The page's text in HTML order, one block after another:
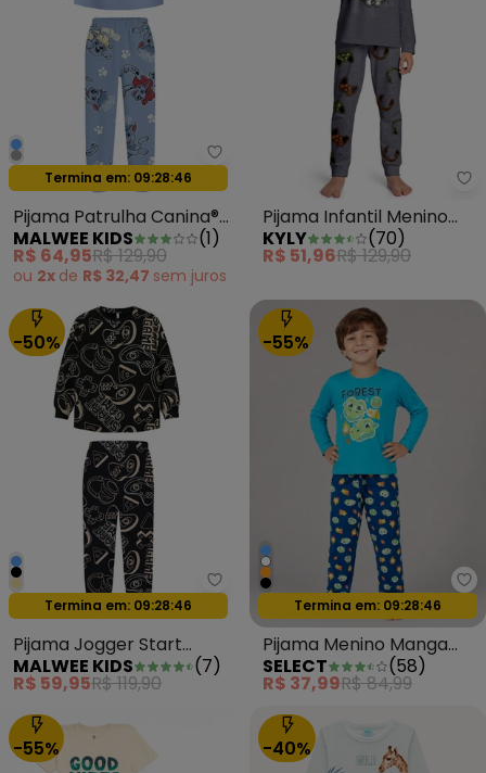
Malwee Kids - Pijama Patrulha
Oferta relâmpago
Termina em: 09:28:44
Pijama Patrulha Canina®
Azul
MALWEE KIDS (1)
R$ 64,95R$ 129,90
ou 2x de R$ 32,47 sem juros
Pijama Infantil Menino
Brilha no Escuro Cinza
KYLY (70)
R$ 51,96R$ 129,90
-50%
Malwee Kids - Pijama Jogger
Oferta relâmpago
Termina em: 09:28:44
Pijama Jogger Start
Game Preto
MALWEE KIDS (7)
R$ 59,95R$ 119,90
-55%
Oferta relâmpago
Termina em: 09:28:44
Pijama Menino Manga
Longa Meia Malha Azul
SELECT (58)
R$ 37,99R$ 84,99
-55% -40%